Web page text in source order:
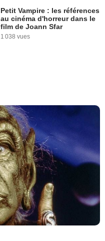
Petit Vampire : les références
au cinéma d'horreur dans le
film de Joann Sfar
1 038 vues